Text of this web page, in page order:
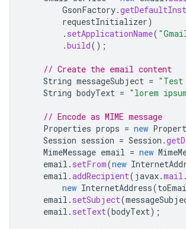
GsonFactory.
requestInitializer)
. setApplicationName(
.build();
// Create the email content
String messageSubject = "Test
String bodyText = "lorem
// Encode as MIME message
Properties props = new
Session session = Session .
MimeMessage email = new
email . setFrom(new
email .addRecipient( javax.mail .
new InternetAddress(
email . setSubject(
email . setText(bodyText);